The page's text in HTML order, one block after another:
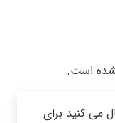
است.
می کنید برای